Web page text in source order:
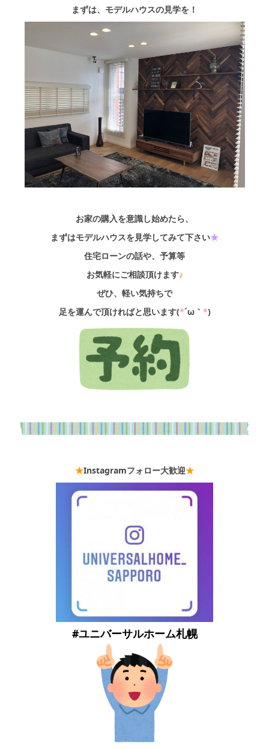
まずは、モデルハウスの見学を！
お家の購入を意識し始めたら、
まずはモデルハウスを見学してみて下さい★
住宅ローンの話や、予算等
お気軽にご相談頂けます♪
ぜひ、軽い気持ちで
足を運んで頂ければと思います(*´ω｀ *)
★Instagramフォロー大歓迎★
#ユニバーサルホーム札幌